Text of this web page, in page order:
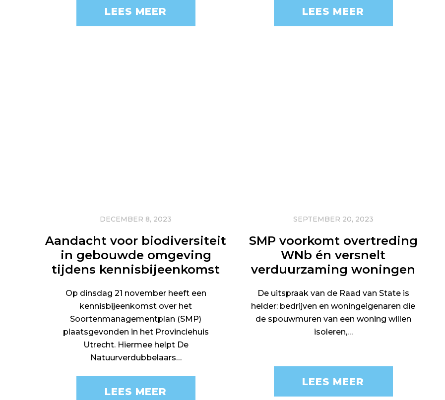
LEES MEER LEES MEER
DECEMBER 8, 2023
Aandacht voor biodiversiteit
in gebouwde omgeving
tijdens kennisbijeenkomst
Op dinsdag 21 november heeft een
kennisbijeenkomst over het
Soortenmanagementplan (SMP)
plaatsgevonden in het Provinciehuis
Utrecht. Hiermee helpt De
Natuurverdubbelaars…
LEES MEER
SEPTEMBER 20, 2023
SMP voorkomt overtreding
WNb én versnelt
verduurzaming woningen
De uitspraak van de Raad van State is
helder: bedrijven en woningeigenaren die
de spouwmuren van een woning willen
isoleren,…
LEES MEER